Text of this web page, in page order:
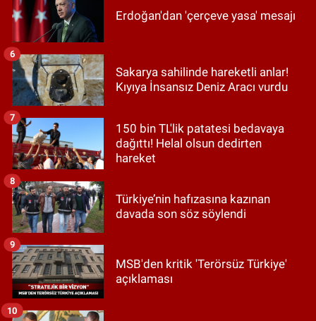
Erdoğan'dan 'çerçeve yasa' mesajı
Sakarya sahilinde hareketli anlar!
Kıyıya İnsansız Deniz Aracı vurdu
6
150 bin TL'lik patatesi bedavaya
dağıttı! Helal olsun dedirten
hareket
7
Türkiye’nin hafızasına kazınan
davada son söz söylendi
8
MSB'den kritik 'Terörsüz Türkiye'
açıklaması
9
10